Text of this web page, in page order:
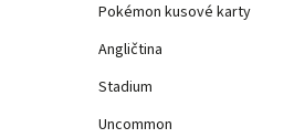
Pokémon kusové karty
Angličtina
Stadium
Uncommon